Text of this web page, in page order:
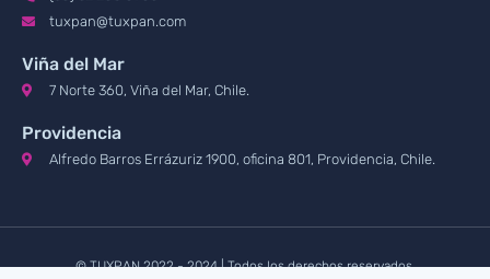
tuxpan@tuxpan.com
Viña del Mar
7 Norte 360, Viña del Mar, Chile.
Providencia
Alfredo Barros Errázuriz 1900, oficina 801, Providencia, Chile.
© TUXPAN 2022 - 2024 | Todos los derechos reservados.